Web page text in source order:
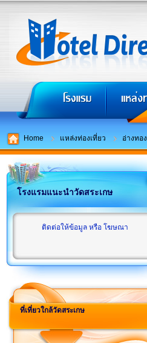
Home แหล่งท่องเที่ยว อ่างทอง
โรงแรมแนะนำวัดสระเกษ
ติดต่อให้ข้อมูล หรือ โฆษณา
ที่เที่ยวใกล้วัดสระเกษ